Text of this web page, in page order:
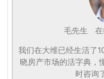
毛先生
我们在大维已经生活了
晓房产市场的活字典，
时咨询